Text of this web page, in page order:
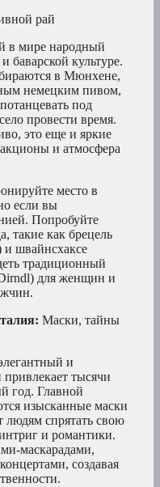
рай
в мире народный
баварской культуре.
в Мюнхене,
немецким пивом,
под
провести время.
это еще и яркие
и атмосфера
место в
если вы
Попробуйте
такие как брецель
и швайнсхаксе
традиционный
для женщин и
Маски, тайны
и
тысячи
год. Главной
изысканные маски
спрятать свою
и романтики.
маскарадами,
создавая